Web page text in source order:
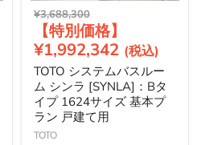
元
価
格
¥3,688,300
在
の
価
格
¥1,992,342
TOTO システムバスルー
ム シンラ [SYNLA]：Bタ
イプ 1624サイズ 基本プ
ラン 戸建て用
TOTO